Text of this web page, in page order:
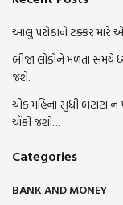
આલું પરોઠાને ટક્કર મારે
બીજા લોકોને મળતા સમયે
જશે.
એક મહિના સુધી બટાટા ન
ચોંકી જશો…
Categories
BANK AND MONEY